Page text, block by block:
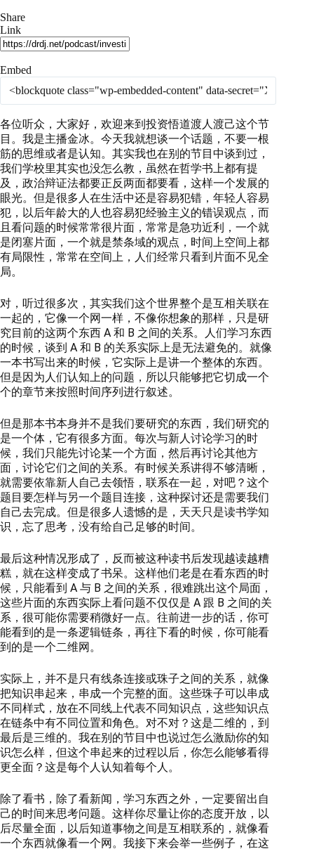
Share
Link
Embed
各位听众，大家好，欢迎来到投资悟道渡人渡己这个节
目。我是主播金冰。今天我就想谈一个话题，不要一根
筋的思维或者是认知。其实我也在别的节目中谈到过，
我们学校里其实也没怎么教，虽然在哲学书上都有提
及，政治辩证法都要正反两面都要看，这样一个发展的
眼光。但是很多人在生活中还是容易犯错，年轻人容易
犯，以后年龄大的人也容易犯经验主义的错误观点，而
且看问题的时候常常很片面，常常是急功近利，一个就
是闭塞片面，一个就是禁条域的观点，时间上空间上都
有局限性，常常在空间上，人们经常只看到片面不见全
局。
对，听过很多次，其实我们这个世界整个是互相关联在
一起的，它像一个网一样，不像你想象的那样，只是研
究目前的这两个东西 A 和 B 之间的关系。人们学习东西
的时候，谈到 A 和 B 的关系实际上是无法避免的。就像
一本书写出来的时候，它实际上是讲一个整体的东西。
但是因为人们认知上的问题，所以只能够把它切成一个
个的章节来按照时间序列进行叙述。
但是那本书本身并不是我们要研究的东西，我们研究的
是一个体，它有很多方面。每次与新人讨论学习的时
候，我们只能先讨论某一个方面，然后再讨论其他方
面，讨论它们之间的关系。有时候关系讲得不够清晰，
就需要依靠新人自己去领悟，联系在一起，对吧？这个
题目要怎样与另一个题目连接，这种探讨还是需要我们
自己去完成。但是很多人遗憾的是，天天只是读书学知
识，忘了思考，没有给自己足够的时间。
最后这种情况形成了，反而被这种读书后发现越读越糟
糕，就在这样变成了书呆。这样他们老是在看东西的时
候，只能看到 A 与 B 之间的关系，很难跳出这个局面，
这些片面的东西实际上看问题不仅仅是 A 跟 B 之间的关
系，很可能你需要稍微好一点。往前进一步的话，你可
能看到的是一条逻辑链条，再往下看的时候，你可能看
到的是一个二维网。
实际上，并不是只有线条连接或珠子之间的关系，就像
把知识串起来，串成一个完整的面。这些珠子可以串成
不同样式，放在不同线上代表不同知识点，这些知识点
在链条中有不同位置和角色。对不对？这是二维的，到
最后是三维的。我在别的节目中也说过怎么激励你的知
识怎么样，但这个串起来的过程以后，你怎么能够看得
更全面？这是每个人认知着每个人。
除了看书，除了看新闻，学习东西之外，一定要留出自
己的时间来思考问题。这样你尽量让你的态度开放，以
后尽量全面，以后知道事物之间是互相联系的，就像看
一个东西就像看一个网。我接下来会举一些例子，在这